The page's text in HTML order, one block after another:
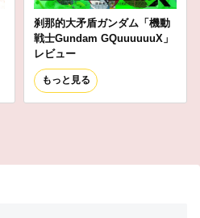
刹那的大矛盾ガンダム「機動
戦士Gundam GQuuuuuuX」
レビュー
もっと見る